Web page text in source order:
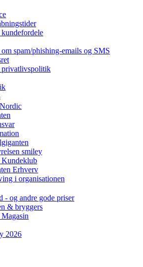
spam/phishing-emails og SMS
privatlivspolitik
smiley
Kundeklub
Erhverv
i organisationen
- og andre gode priser
& bryggers
2026